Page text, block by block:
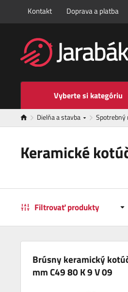
Kontakt Doprava a platba
Vyberte si kategóriu
Dielňa a stavba Spotrebný
Keramické
Filtrovať produkty
Brúsny keramický
mm C49 80 K 9 V 09